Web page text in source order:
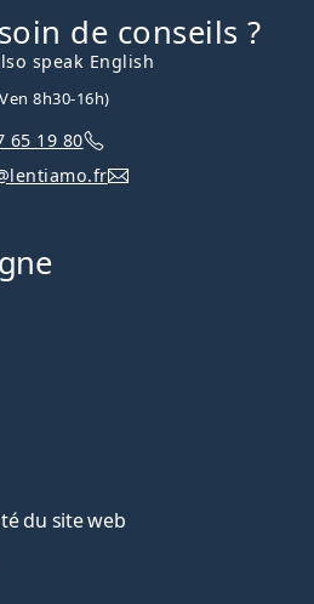
de conseils ?
speak English
8h30-16h)
65 19 80
du site web